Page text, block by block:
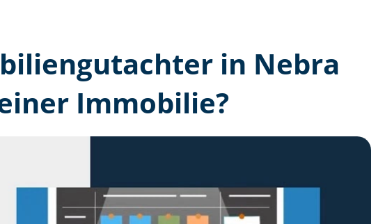
in Nebra
Immobilie?